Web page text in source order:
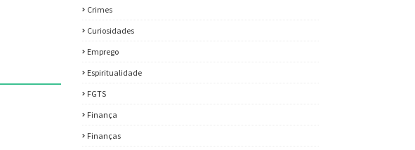
Crimes
Curiosidades
Emprego
Espiritualidade
FGTS
Finança
Finanças